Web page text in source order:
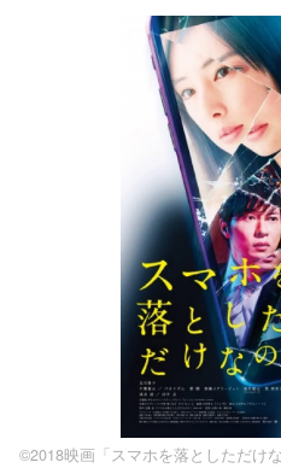
©2018映画「スマホを落としただけ